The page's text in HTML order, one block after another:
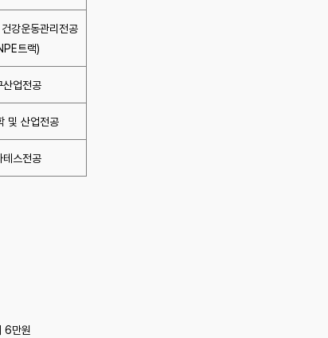
강운동관리전공
트랙)
산업전공
및 산업전공
테스전공
6만원